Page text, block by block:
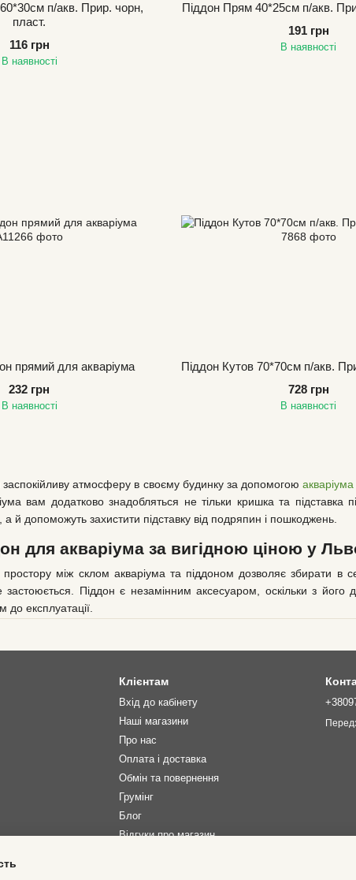
заспокійливу атмосферу в своєму будинку за допомогою акваріума
вам додатково знадобляться не тільки кришка та підставка
й допоможуть захистити підставку від подряпин і пошкоджень.
для акваріума за вигідною ціною у
простору між склом акваріума та піддоном дозволяє збирати
застоюється. Піддон є незамінним аксесуаром, оскільки з
до експлуатації.
трикутні піддони, а також моделі інших складних форм.
й розмір піддону повинні чітко відповідати габаритам
на нашому сайті, виготовляються з високоякісного пластику,
для акваріумів
кілька особливостей, які роблять їх ефективними та надійними.
п/акв. Прир. чорн,
пласт.
116 грн
В наявності
Піддон Прям 40*25см п/акв.
191 грн
В наявності
прямий для акваріума
232 грн
В наявності
Піддон Кутов 70*70см п/акв.
728 грн
В наявності
Клієнтам
Вхід до кабінету
Наші магазини
Про нас
Оплата і доставка
Обмін та повернення
Грумінг
Блог
Відгуки про магазин